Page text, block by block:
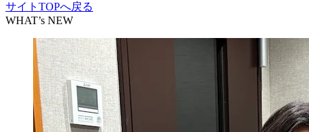
サイトTOPへ戻る
WHAT’s NEW